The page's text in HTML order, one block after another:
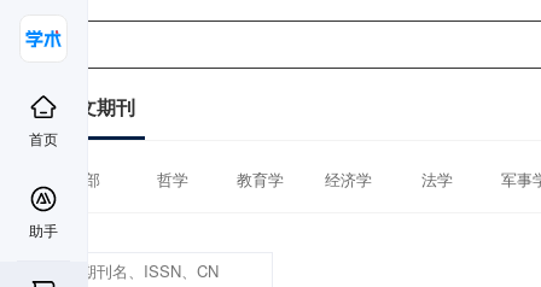
首页
助手
中文期刊
全部 哲学 教育学 经济学 法学 军事